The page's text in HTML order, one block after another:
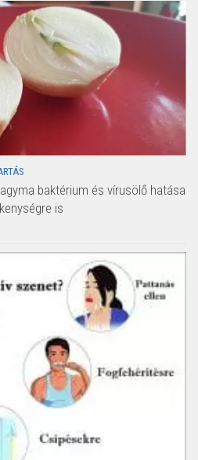
baktérium és vírusölő hatása
is